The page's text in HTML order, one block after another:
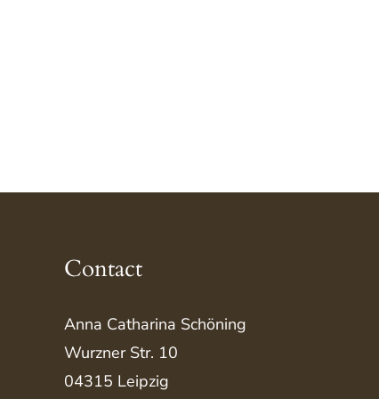
Contact
Anna Catharina Schöning
Wurzner Str. 10
04315 Leipzig